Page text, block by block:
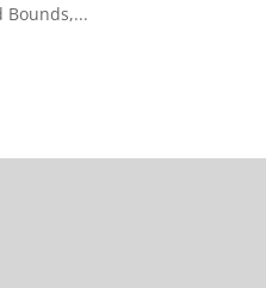
Bounds,...